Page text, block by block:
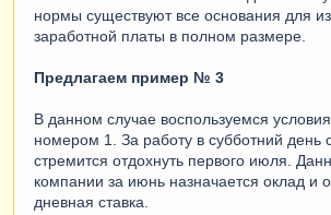
нормы существуют все основания для
заработной платы в полном размере.
Предлагаем пример № 3
В данном случае воспользуемся
номером 1. За работу в субботний день
стремится отдохнуть первого июля.
компании за июнь назначается оклад и
дневная ставка.